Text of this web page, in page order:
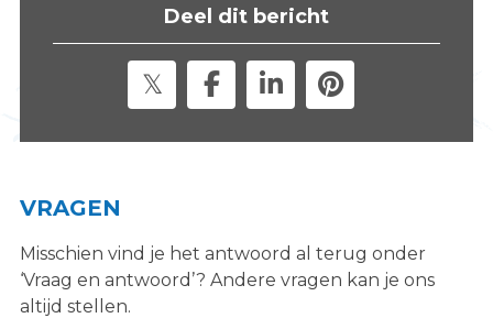
Deel dit bericht
VRAGEN
Misschien vind je het antwoord al terug onder
‘Vraag en antwoord’? Andere vragen kan je ons
altijd stellen.